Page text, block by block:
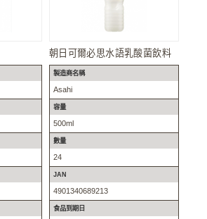
朝日可爾必思水語乳酸菌飲料
製造商名稱
Asahi
容量
500ml
數量
24
JAN
4901340689213
食品到期日